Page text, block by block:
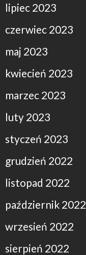
lipiec 2023
czerwiec 2023
maj 2023
kwiecień 2023
marzec 2023
luty 2023
styczeń 2023
grudzień 2022
listopad 2022
październik 2022
wrzesień 2022
sierpień 2022